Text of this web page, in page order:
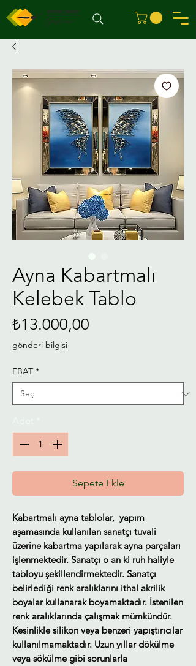
Ayna Kabartmalı
Kelebek Tablo
₺13.000,00
gönderi bilgisi
EBAT *
Sepete Ekle
Kabartmalı ayna tablolar, yapım
aşamasında kullanılan sanatçı tuvali
üzerine kabartma yapılarak ayna parçaları
işlenmektedir. Sanatçı o an ki ruh haliyle
tabloyu şekillendirmektedir. Sanatçı
belirlediği renk aralıklarını ithal akrilik
boyalar kullanarak boyamaktadır. İstenilen
renk aralıklarında çalışmak mümkündür.
Kesinlikle silikon veya benzeri yapıştırıcılar
kullanılmamaktadır. Uzun yıllar dökülme
veya sökülme gibi sorunlarla